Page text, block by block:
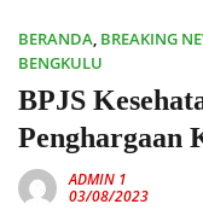
BERANDA, BREAKING
BENGKULU
BPJS
Penghargaan
ADMIN 1
03/08/2023